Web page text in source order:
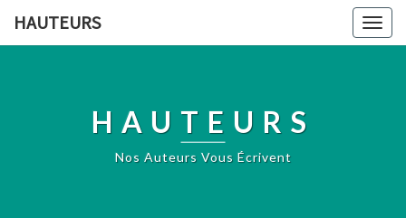
HAUTEURS
HAUTEURS
Nos Auteurs Vous Écrivent